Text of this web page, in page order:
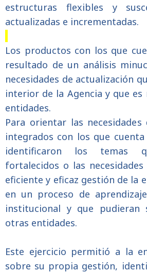
estructuras flexibles y
actualizadas e incrementadas.
Los productos con los que
resultado de un análisis
necesidades de actualización
interior de la Agencia y que
entidades.
Para orientar las
integrados con los que
identificaron los temas
fortalecidos o las
eficiente y eficaz gestión de la
en un proceso de
institucional y que pudieran
otras entidades.
Este ejercicio permitió a la
sobre su propia gestión,